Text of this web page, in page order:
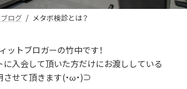
ログ メタボ検診とは？
ットブロガーの竹中です！
入会して頂いた方だけにお渡ししている
せて頂きます(・ω・)⊃